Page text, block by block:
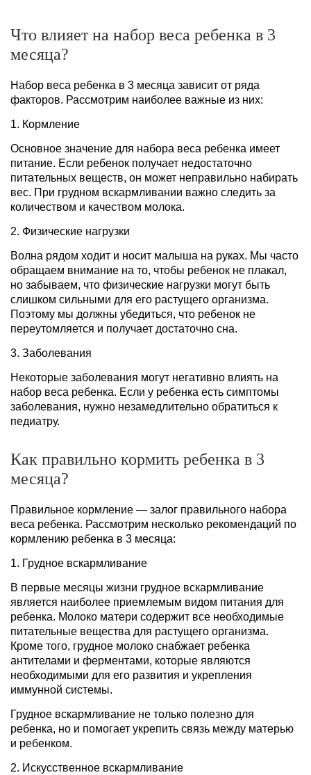
Что влияет на набор веса ребенка в 3
месяца?
Набор веса ребенка в 3 месяца зависит от ряда
факторов. Рассмотрим наиболее важные из них:
1. Кормление
Основное значение для набора веса ребенка имеет
питание. Если ребенок получает недостаточно
питательных веществ, он может неправильно набирать
вес. При грудном вскармливании важно следить за
количеством и качеством молока.
2. Физические нагрузки
Волна рядом ходит и носит малыша на руках. Мы часто
обращаем внимание на то, чтобы ребенок не плакал,
но забываем, что физические нагрузки могут быть
слишком сильными для его растущего организма.
Поэтому мы должны убедиться, что ребенок не
переутомляется и получает достаточно сна.
3. Заболевания
Некоторые заболевания могут негативно влиять на
набор веса ребенка. Если у ребенка есть симптомы
заболевания, нужно незамедлительно обратиться к
педиатру.
Как правильно кормить ребенка в 3
месяца?
Правильное кормление — залог правильного набора
веса ребенка. Рассмотрим несколько рекомендаций по
кормлению ребенка в 3 месяца:
1. Грудное вскармливание
В первые месяцы жизни грудное вскармливание
является наиболее приемлемым видом питания для
ребенка. Молоко матери содержит все необходимые
питательные вещества для растущего организма.
Кроме того, грудное молоко снабжает ребенка
антителами и ферментами, которые являются
необходимыми для его развития и укрепления
иммунной системы.
Грудное вскармливание не только полезно для
ребенка, но и помогает укрепить связь между матерью
и ребенком.
2. Искусственное вскармливание